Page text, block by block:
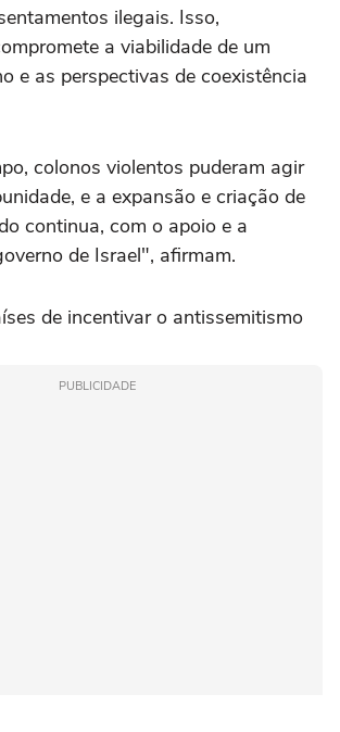
ilegais. Isso,
a viabilidade de um
e as perspectivas de coexistência
colonos violentos puderam agir
e a expansão e criação de
continua, com o apoio e a
de Israel", afirmam.
de incentivar o antissemitismo
PUBLICIDADE